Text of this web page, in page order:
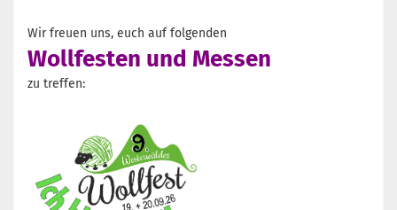
Wir freuen uns, euch auf folgenden
Wollfesten und Messen
zu treffen: